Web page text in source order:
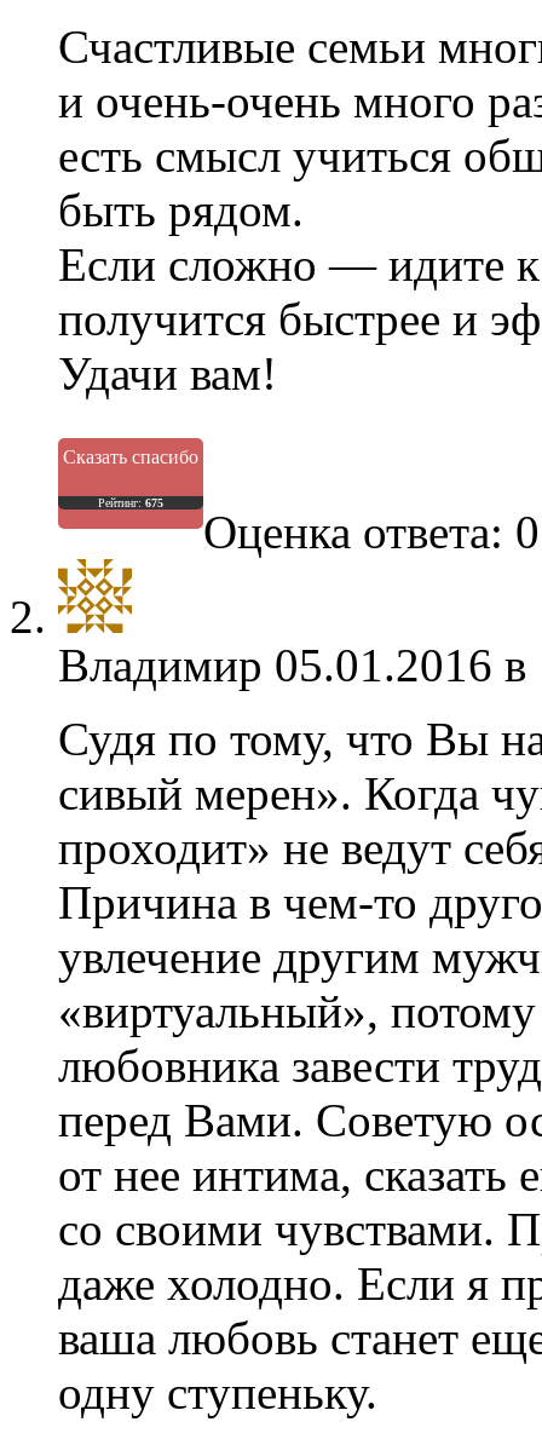
Счастливые семьи
и очень-очень много
есть смысл учиться
быть рядом.
Если сложно — идите
получится быстрее и
Удачи вам!
Сказать спасибо
Рейтинг: 675
Оценка ответа:
Владимир 05.01.2016
Судя по тому, что Вы
сивый мерен». Когда
проходит» не ведут
Причина в чем-то
увлечение другим
«виртуальный»,
любовника завести
перед Вами. Советую
от нее интима, сказать
со своими чувствами.
даже холодно. Если я
ваша любовь станет
одну ступеньку.